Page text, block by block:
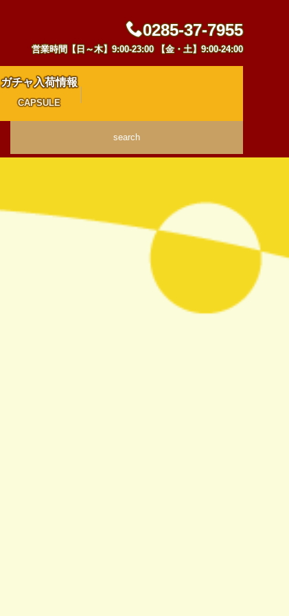
0285-37-7955
営業時間【日～木】9:00-23:00 【金・土】9:00-24:00
ガチャ入荷情報
CAPSULE
search